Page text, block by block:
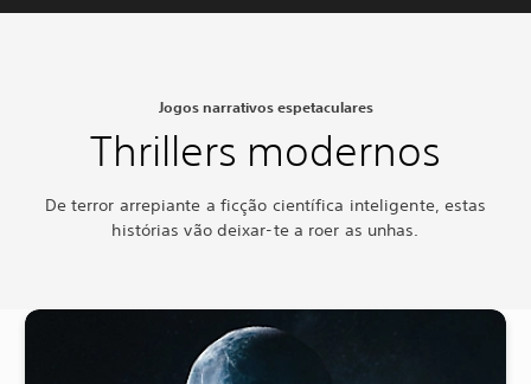
Jogos narrativos espetaculares
Thrillers modernos
De terror arrepiante a ficção científica inteligente, estas
histórias vão deixar-te a roer as unhas.